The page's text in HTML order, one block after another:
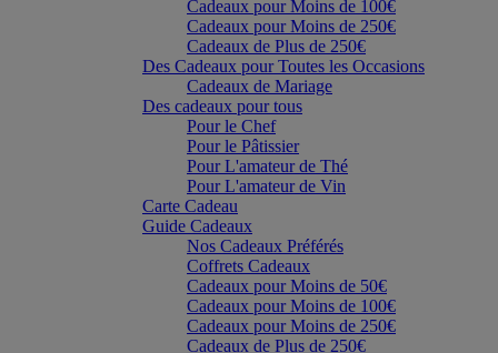
Cadeaux pour Moins de 100€
Cadeaux pour Moins de 250€
Cadeaux de Plus de 250€
Des Cadeaux pour Toutes les Occasions
Cadeaux de Mariage
Des cadeaux pour tous
Pour le Chef
Pour le Pâtissier
Pour L'amateur de Thé
Pour L'amateur de Vin
Carte Cadeau
Guide Cadeaux
Nos Cadeaux Préférés
Coffrets Cadeaux
Cadeaux pour Moins de 50€
Cadeaux pour Moins de 100€
Cadeaux pour Moins de 250€
Cadeaux de Plus de 250€